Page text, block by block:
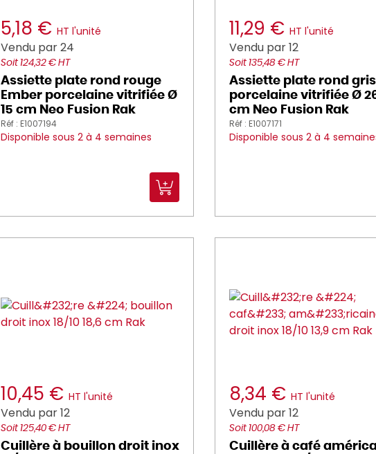
5,18 € HT l'unité
Vendu par 24
Soit 124,32 € HT
Assiette plate rond rouge
Ember porcelaine vitrifiée Ø
15 cm Neo Fusion Rak
Réf : E1007194
Disponible sous 2 à 4 semaines
11,29 € HT l'unité
Vendu par 12
Soit 135,48 € HT
Assiette plate rond gris
porcelaine vitrifiée Ø
cm Neo Fusion Rak
Réf : E1007171
Disponible sous 2 à 4
10,45 € HT l'unité
Vendu par 12
Soit 125,40 € HT
Cuillère à bouillon droit inox
8,34 € HT l'unité
Vendu par 12
Soit 100,08 € HT
Cuillère à café